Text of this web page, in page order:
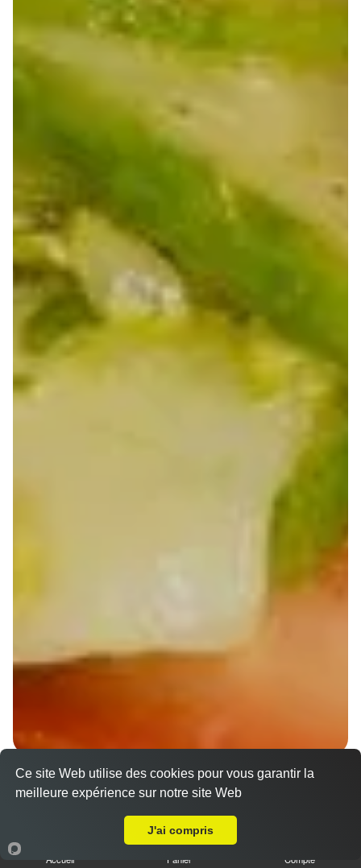
Wraps Chicken
8.50 €
Accueil Panier Compte
Ce site Web utilise des cookies pour vous garantir la
meilleure expérience sur notre site Web
J'ai compris